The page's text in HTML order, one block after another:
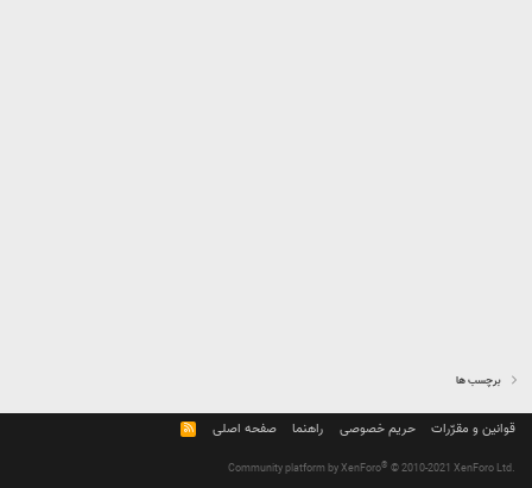
برچسب ها
قوانین و مقرّرات حریم خصوصی راهنما صفحه اصلی
R
S
Community platform by XenForo® © 2010-2021 XenForo Ltd.